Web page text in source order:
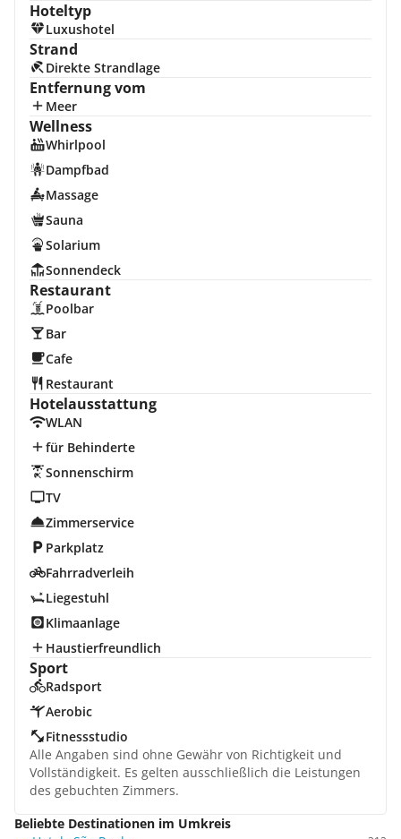
Hoteltyp
Luxushotel
Strand
Direkte Strandlage
Entfernung vom
Meer
Wellness
Whirlpool
Dampfbad
Massage
Sauna
Solarium
Sonnendeck
Restaurant
Poolbar
Bar
Cafe
Restaurant
Hotelausstattung
WLAN
für Behinderte
Sonnenschirm
TV
Zimmerservice
Parkplatz
Fahrradverleih
Liegestuhl
Klimaanlage
Haustierfreundlich
Sport
Radsport
Aerobic
Fitnessstudio
Alle Angaben sind ohne Gewähr von Richtigkeit und
Vollständigkeit. Es gelten ausschließlich die Leistungen
des gebuchten Zimmers.
Beliebte Destinationen im Umkreis